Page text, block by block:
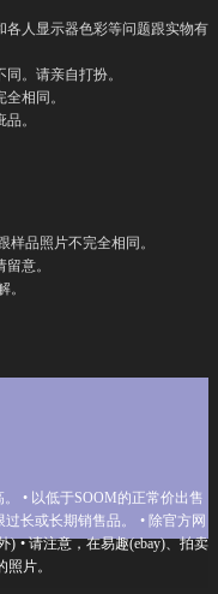
各人显示器色彩等问题跟实物有
。请亲自打扮。
相同。
。
品照片不完全相同。
意。
。
• 以低于SOOM的正常价出售
长或长期销售品。
• 除官方网
) • 请注意，在易趣(ebay)、拍卖
片。